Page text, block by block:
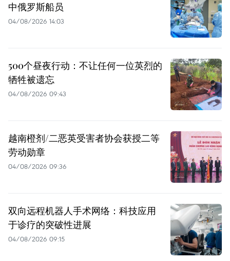
中俄罗斯船员
04/08/2026 14:03
500个昼夜行动：不让任何一位英烈的
牺牲被遗忘
04/08/2026 09:43
越南橙剂/二恶英受害者协会获授二等
劳动勋章
04/08/2026 09:36
双向远程机器人手术网络：科技应用
于诊疗的突破性进展
04/08/2026 09:15